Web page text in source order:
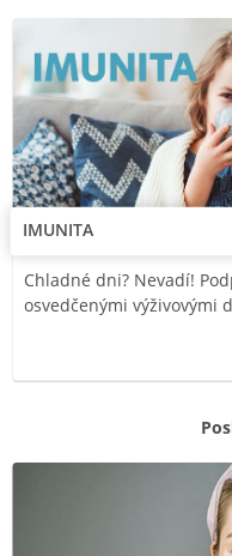
IMUNITA
Chladné dni? Nevadí!
osvedčenými výživovými